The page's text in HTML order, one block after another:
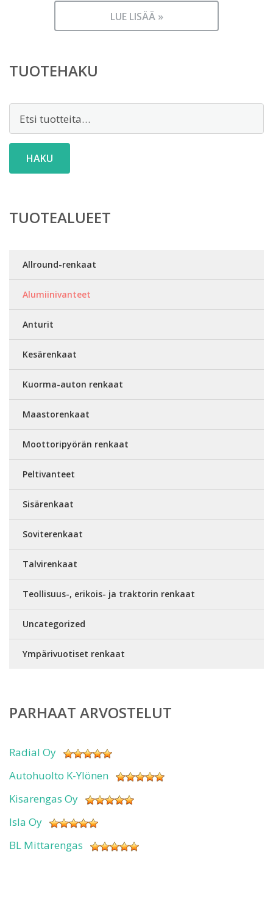
LUE LISÄÄ »
TUOTEHAKU
HAKU
TUOTEALUEET
Allround-renkaat
Alumiinivanteet
Anturit
Kesärenkaat
Kuorma-auton renkaat
Maastorenkaat
Moottoripyörän renkaat
Peltivanteet
Sisärenkaat
Soviterenkaat
Talvirenkaat
Teollisuus-, erikois- ja traktorin renkaat
Uncategorized
Ympärivuotiset renkaat
PARHAAT ARVOSTELUT
Radial Oy
Autohuolto K-Ylönen
Kisarengas Oy
Isla Oy
BL Mittarengas